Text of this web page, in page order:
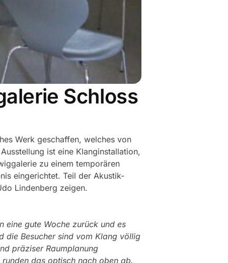
Schloss
Werk geschaffen, welches von
ist eine Klanginstallation,
zu einem temporären
eingerichtet. Teil der Akustik-
Lindenberg zeigen.
eine gute Woche zurück und es
die Besucher sind vom Klang völlig
präziser Raumplanung
das optisch nach oben ab.